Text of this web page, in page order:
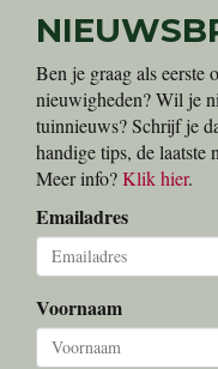
Ben je graag als eerste
nieuwigheden? Wil je
tuinnieuws? Schrijf je
handige tips, de laatste
Meer info?Klik hier.
Emailadres
Voornaam